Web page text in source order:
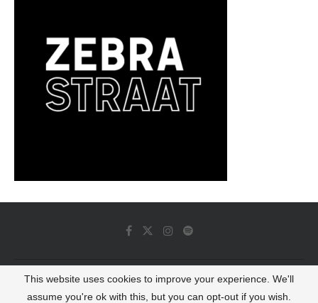
© 2022 - Luminous Dash All Rights Reserved
This website uses cookies to improve your experience. We'll
assume you're ok with this, but you can opt-out if you wish.